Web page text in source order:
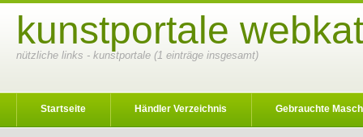
kunstportale
nützliche links - kunstportale (1 einträge insgesamt)
Startseite Händler Verzeichnis Gebrauchte